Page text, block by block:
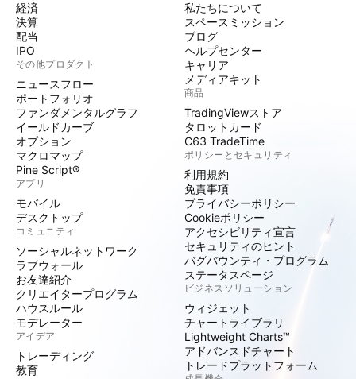
経済
決算
配当
IPO
その他プロダクト
ニュースフロー
ポートフォリオ
ファンダメンタルグラフ
イールドカーブ
オプション
マクロマップ
Pine Script®
アプリ
モバイル
デスクトップ
コミュニティ
ソーシャルネットワーク
ラブウォール
お友達紹介
クリエイタープログラム
ハウスルール
モデレーター
アイデア
トレーディング
教育
私たちについて
スペースミッション
ブログ
ヘルプセンター
キャリア
メディアキット
商品
TradingViewストア
タロットカード
C63 TradeTime
ポリシーとセキュリティ
利用規約
免責事項
プライバシーポリシー
Cookieポリシー
アクセシビリティ宣言
セキュリティのヒント
バグバウンティ・プログラム
ステータスページ
ビジネスソリューション
ウィジェット
チャートライブラリ
Lightweight Charts™
アドバンスドチャート
トレードプラットフォーム